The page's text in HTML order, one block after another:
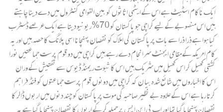
ایک ناکام اسٹیٹ ہے اس کے ایٹمی اثاثوں کو بین القوامی کنٹرول میں دے دینا چاہتے
ہیں اس منصوبے کے لیے کراچی جو پاکستان کو 70%ریونیو دیتا ہے ایک عرصے ڈسٹرب
کیا ہوا ہے ذرا ذرا سے بات پر پاکستان کی املاک کو نقصان پہنچانا اسی پلانگ کا حصہ ہیں اور یہ
کام امریکہ کے مقامی ایجنٹ سرانجام دے رہے ہیں کراچی میں دو قوم پرست جماعتیں نورا
کشتی کھیل کر اس کھیل میں شریک ہیں اس کا ثبوت ریمنڈ ڈیوس سے تفتیش کے وران
اس کا اخباروں میں شائع شدہ بیا ن کہ کراچی میں دونوں قوم پرست جماعتوں کو فنڈ فراہم
کرتا رہا ہے اس کے علاوہ بے نظیر صاحبہ کی موت پر پاکستان کو چند دنوں میں اربوں ڈالر کا